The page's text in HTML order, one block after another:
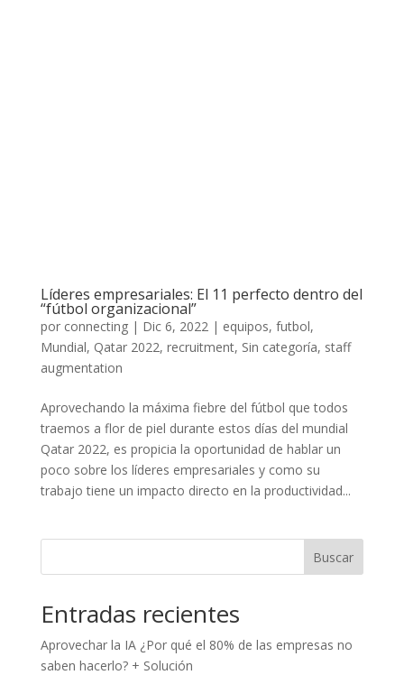
Líderes empresariales: El 11 perfecto dentro del
“fútbol organizacional”
por connecting| Dic 6, 2022| equipos, futbol,
Mundial, Qatar 2022, recruitment, Sin categoría, staff
augmentation
Aprovechando la máxima fiebre del fútbol que todos
traemos a flor de piel durante estos días del mundial
Qatar 2022, es propicia la oportunidad de hablar un
poco sobre los líderes empresariales y como su
trabajo tiene un impacto directo en la productividad...
Buscar
Entradas recientes
Aprovechar la IA ¿Por qué el 80% de las empresas no
saben hacerlo? + Solución